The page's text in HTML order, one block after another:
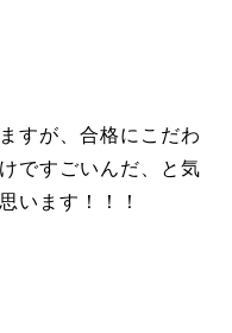
すが、合格にこだわ
ですごいんだ、と気
います！！！